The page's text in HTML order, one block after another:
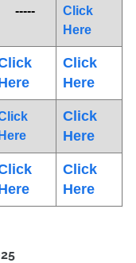
-----
Click
Here
Click
Here
Here
Click
Here
Click
Here